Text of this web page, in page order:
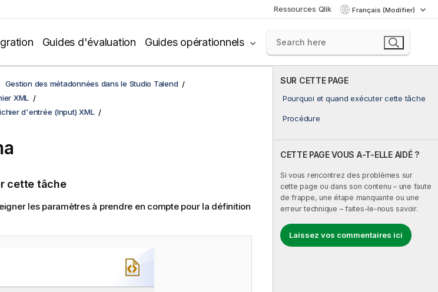
Ressources Qlik Français (Modifier)
Guides d'évaluation Guides opérationnels
SUR CETTE PAGE
Pourquoi et quand exécuter cette tâche
Procédure
CETTE PAGE VOUS A-T-ELLE AIDÉ ?
Si vous rencontrez des problèmes sur
cette page ou dans son contenu – une faute
de frappe, une étape manquante ou une
erreur technique – faites-le-nous savoir.
Laissez vos commentaires ici
Gestion des métadonnées dans le Studio Talend
XML
d'entrée (Input) XML
cette tâche
les paramètres à prendre en compte pour la définition